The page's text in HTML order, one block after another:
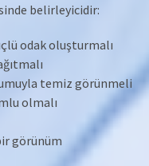
belirleyicidir:
odak oluşturmalı
temiz görünmeli
olmalı
görünüm